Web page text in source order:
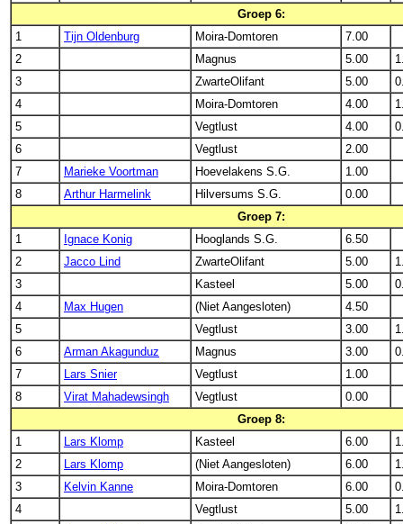
Groep 6:
1
Tijn Oldenburg Moira-Domtoren
7.00
2
Magnus 5.00
3
ZwarteOlifant 5.00
4
Moira-Domtoren 4.00
5
Vegtlust 4.00
6
Vegtlust
2.00
7
Marieke Voortman Hoevelakens S.G.
1.00
8
Arthur Harmelink Hilversums S.G.
0.00
Groep 7:
1
Ignace Konig Hooglands S.G.
6.50
2
Jacco Lind ZwarteOlifant 5.00
3
Kasteel 5.00
4
Max Hugen (Niet Aangesloten)
4.50
5
Vegtlust 3.00
6
Arman Akagunduz Magnus 3.00
7
Lars Snier Vegtlust
1.00
8
Virat Mahadewsingh Vegtlust
0.00
Groep 8:
1
Lars Klomp Kasteel 6.00
2
Lars Klomp (Niet Aangesloten) 6.00
3
Kelvin Kanne Moira-Domtoren 6.00
4
Vegtlust 5.00